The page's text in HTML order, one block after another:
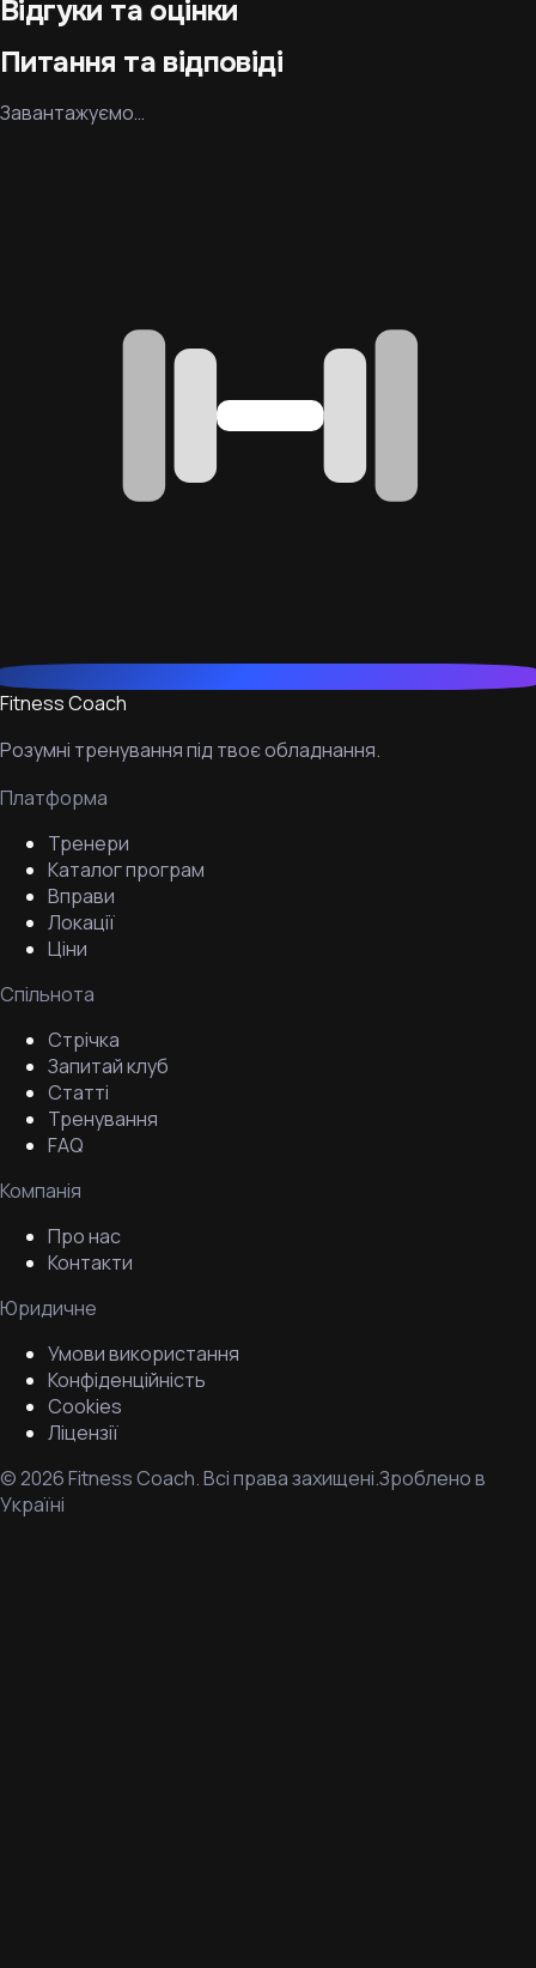
Відгуки та оцінки
Питання та відповіді
Завантажуємо…
Fitness Coach
Розумні тренування під твоє обладнання.
Платформа
Тренери
Каталог програм
Вправи
Локації
Ціни
Спільнота
Стрічка
Запитай клуб
Статті
Тренування
FAQ
Компанія
Про нас
Контакти
Юридичне
Умови використання
Конфіденційність
Cookies
Ліцензії
©2026Fitness Coach.Всі права захищені.Зроблено в
Україні